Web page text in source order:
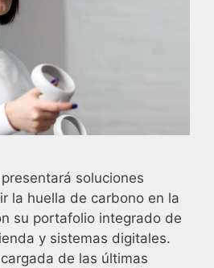
soluciones
la huella de carbono en la
su portafolio integrado de
y sistemas digitales.
de las últimas